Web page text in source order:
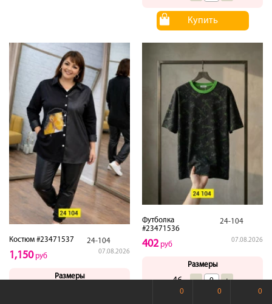
Купить
Костюм #23471537 24-104
07.08.2026
1,150руб
Размеры
Футболка
#23471536
24-104
07.08.2026
402руб
Размеры
46 - +
0 0 0